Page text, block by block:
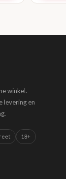
winkel.
levering en
18+